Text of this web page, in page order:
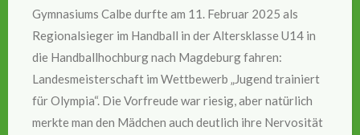
Gymnasiums Calbe durfte am 11. Februar 2025 als
Regionalsieger im Handball in der Altersklasse U14 in
die Handballhochburg nach Magdeburg fahren:
Landesmeisterschaft im Wettbewerb „Jugend trainiert
für Olympia“. Die Vorfreude war riesig, aber natürlich
merkte man den Mädchen auch deutlich ihre Nervosität